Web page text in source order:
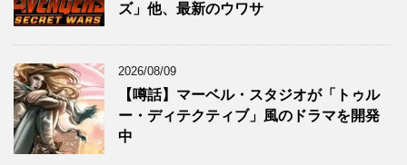
ズ」他、最新のウワサ
2026/08/09
【噂話】マーベル・スタジオが「トゥル
ー・ディテクティブ」風のドラマを開発
中